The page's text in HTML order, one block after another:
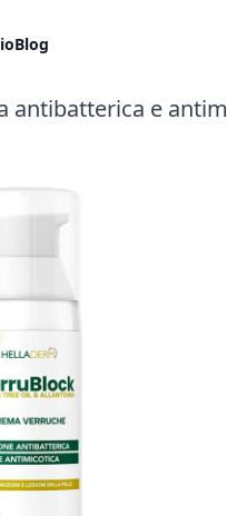
Blog
antibatterica e